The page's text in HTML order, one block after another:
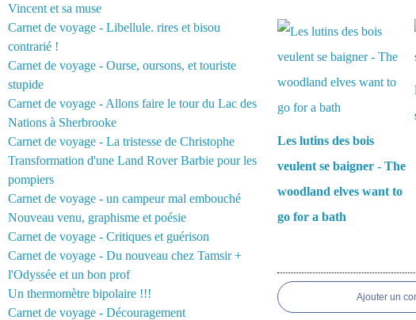
Vincent et sa muse
Carnet de voyage - Libellule. rires et bisou
contrarié !
Carnet de voyage - Ourse, oursons, et touriste
stupide
Carnet de voyage - Allons faire le tour du Lac des
Nations à Sherbrooke
Carnet de voyage - La tristesse de Christophe
Transformation d'une Land Rover Barbie pour les
pompiers
Carnet de voyage - un campeur mal embouché
Nouveau venu, graphisme et poésie
Carnet de voyage - Critiques et guérison
Carnet de voyage - Du nouveau chez Tamsir +
l'Odyssée et un bon prof
Un thermomètre bipolaire !!!
Carnet de voyage - Découragement
Les lutins des bois
veulent se baigner - The
woodland elves want to
go for a bath
Ajouter un